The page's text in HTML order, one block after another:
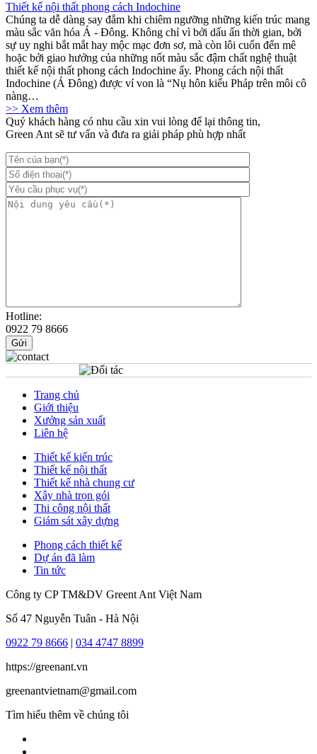
Thiết kế nội thất phong cách Indochine
Chúng ta dễ dàng say đắm khi chiêm ngưỡng những kiến trúc mang
màu sắc văn hóa Á - Đông. Không chỉ vì bởi dấu ấn thời gian, bởi
sự uy nghi bắt mắt hay mộc mạc đơn sơ, mà còn lôi cuốn đến mê
hoặc bởi giao hưởng của những nốt màu sắc đậm chất nghệ thuật
thiết kế nội thất phong cách Indochine ấy. Phong cách nội thất
Indochine (Á Đông) được ví von là “Nụ hôn kiểu Pháp trên môi cô
nàng…
>> Xem thêm
Quý khách hàng có nhu cầu xin vui lòng để lại thông tin,
Green Ant sẽ tư vấn và đưa ra giải pháp phù hợp nhất
Hotline:
0922 79 8666
Gửi
Trang chủ
Giới thiệu
Xưởng sản xuất
Liên hệ
Thiết kế kiến trúc
Thiết kế nội thất
Thiết kế nhà chung cư
Xây nhà trọn gói
Thi công nội thất
Giám sát xây dựng
Phong cách thiết kế
Dự án đã làm
Tin tức
Công ty CP TM&DV Greent Ant Việt Nam
Số 47 Nguyễn Tuân - Hà Nội
0922 79 8666 | 034 4747 8899
https://greenant.vn
greenantvietnam@gmail.com
Tìm hiểu thêm về chúng tôi